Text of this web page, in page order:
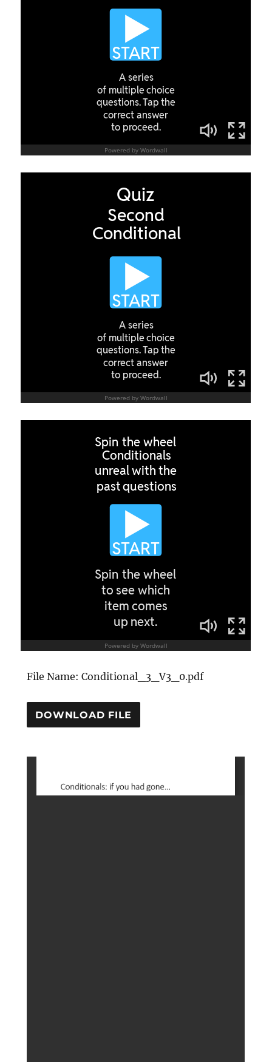
File Name: Conditional_3_V3_0.pdf
DOWNLOAD FILE